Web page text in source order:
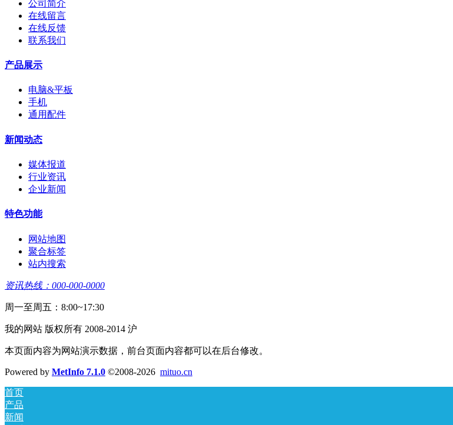
公司简介
在线留言
在线反馈
联系我们
产品展示
电脑&平板
手机
通用配件
新闻动态
媒体报道
行业资讯
企业新闻
特色功能
网站地图
聚合标签
站内搜索
资讯热线：000-000-0000
周一至周五：8:00~17:30
我的网站 版权所有 2008-2014 沪
本页面内容为网站演示数据，前台页面内容都可以在后台修改。
Powered by MetInfo 7.1.0 ©2008-2026 mituo.cn
首页
产品
新闻